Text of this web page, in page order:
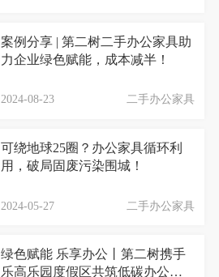
案例分享 | 第二树二手办公家具助
力企业绿色赋能，成本减半！
2024-08-23 二手办公家具
可绕地球25圈？办公家具循环利
用，破局固废污染围城！
2024-05-27 二手办公家具
绿色赋能 乐享办公丨第二树携手
乐高乐园度假区共筑低碳办公新